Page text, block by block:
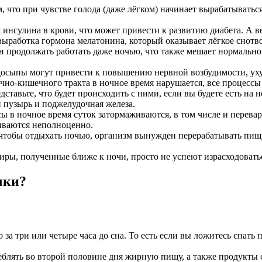
при чувстве голода (даже лёгком) начинает
в крови, что может привести к развитию диабета. А
гормона мелатонина, который оказывает лёгкое
работать даже ночью, что также мешает нормально
могут привести к повышению нервной возбудимости,
кишечного тракта в ночное время нарушается, все
что будет происходить с ними, если вы будете есть
и поджелудочная железа.
в ночное время суток затормаживаются, в том числе и
неполноценно.
отдыхать ночью, организм вынужден перерабатывать
полученные ближе к ночи, просто не успеют
три или четыре часа до сна. То есть если вы ложитесь спать
во второй половине дня жирную пищу, а также продукты